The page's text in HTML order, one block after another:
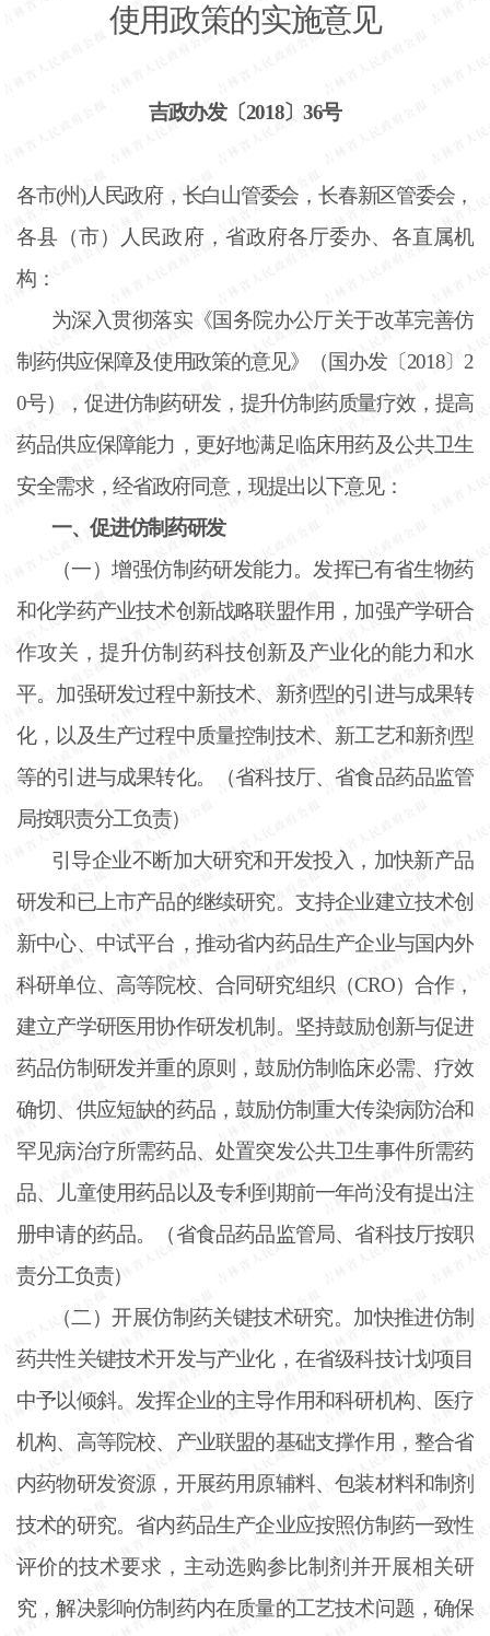
使用政策的实施意见
吉政办发〔2018〕36号
各市(州)人民政府，长白山管委会，长春新区管委会，
各县（市）人民政府，省政府各厅委办、各直属机
构：
为深入贯彻落实《国务院办公厅关于改革完善仿
制药供应保障及使用政策的意见》（国办发〔2018〕2
0号），促进仿制药研发，提升仿制药质量疗效，提高
药品供应保障能力，更好地满足临床用药及公共卫生
安全需求，经省政府同意，现提出以下意见：
一、促进仿制药研发
（一）增强仿制药研发能力。发挥已有省生物药
和化学药产业技术创新战略联盟作用，加强产学研合
作攻关，提升仿制药科技创新及产业化的能力和水
平。加强研发过程中新技术、新剂型的引进与成果转
化，以及生产过程中质量控制技术、新工艺和新剂型
等的引进与成果转化。（省科技厅、省食品药品监管
局按职责分工负责）
引导企业不断加大研究和开发投入，加快新产品
研发和已上市产品的继续研究。支持企业建立技术创
新中心、中试平台，推动省内药品生产企业与国内外
科研单位、高等院校、合同研究组织（CRO）合作，
建立产学研医用协作研发机制。坚持鼓励创新与促进
药品仿制研发并重的原则，鼓励仿制临床必需、疗效
确切、供应短缺的药品，鼓励仿制重大传染病防治和
罕见病治疗所需药品、处置突发公共卫生事件所需药
品、儿童使用药品以及专利到期前一年尚没有提出注
册申请的药品。（省食品药品监管局、省科技厅按职
责分工负责）
（二）开展仿制药关键技术研究。加快推进仿制
药共性关键技术开发与产业化，在省级科技计划项目
中予以倾斜。发挥企业的主导作用和科研机构、医疗
机构、高等院校、产业联盟的基础支撑作用，整合省
内药物研发资源，开展药用原辅料、包装材料和制剂
技术的研究。省内药品生产企业应按照仿制药一致性
评价的技术要求，主动选购参比制剂并开展相关研
究，解决影响仿制药内在质量的工艺技术问题，确保